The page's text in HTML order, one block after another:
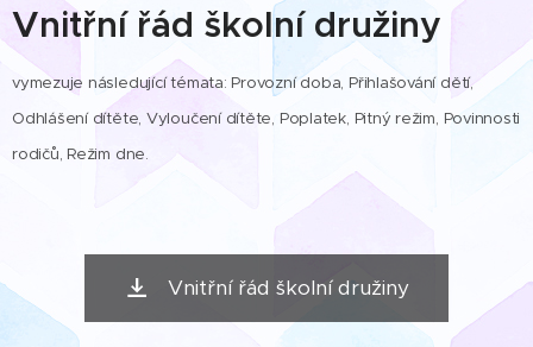
Vnitřní řád školní družiny
vymezuje následující témata: Provozní doba, Přihlašování dětí,
Odhlášení dítěte, Vyloučení dítěte, Poplatek, Pitný režim, Povinnosti
rodičů, Režim dne.
Vnitřní řád školní družiny